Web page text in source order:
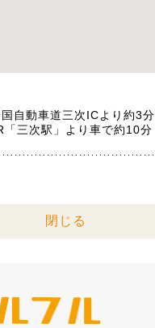
自動車道三次ICより約3分
「三次駅」より車で約10分
閉じる